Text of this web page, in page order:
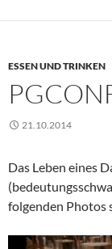
ESSEN UND TRINKEN
21.10.2014
Das Leben eines
folgenden Photos